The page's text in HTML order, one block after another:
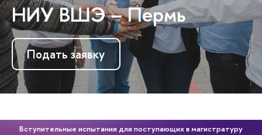
НИУ ВШЭ – Пермь
Подать заявку
Вступительные испытания для поступающих в магистратуру